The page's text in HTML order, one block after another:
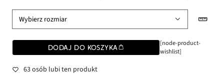
Wybierz rozmiar
DODAJ DO KOSZYKA
[node-product-
wishlist]
63 osób lubi ten produkt